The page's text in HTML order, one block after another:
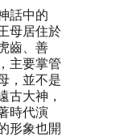
話中的
母居住於
齒、善
主要掌管
，並不是
古大神，
時代演
形象也開